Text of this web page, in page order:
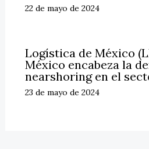
22 de mayo de 2024
Logística de México
México encabeza la
nearshoring en el
23 de mayo de 2024